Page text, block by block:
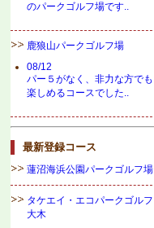
のパークゴルフ場です..
鹿狼山パークゴルフ場
08/12
パー５がなく、非力な方でも
楽しめるコースでした..
最新登録コース
蓮沼海浜公園パークゴルフ場
タケエイ・エコパークゴルフ
大木